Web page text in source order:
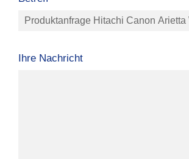
Ihre Nachricht